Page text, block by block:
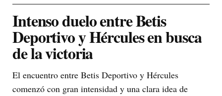
Intenso duelo entre Betis
Deportivo y Hércules en busca
de la victoria
El encuentro entre Betis Deportivo y Hércules
comenzó con gran intensidad y una clara idea de